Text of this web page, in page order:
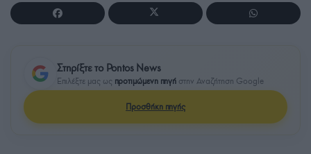
Στηρίξτε το Pontos News
Επιλέξτε μας ως προτιμώμενη πηγή στην Αναζήτηση Google
Προσθήκη πηγής